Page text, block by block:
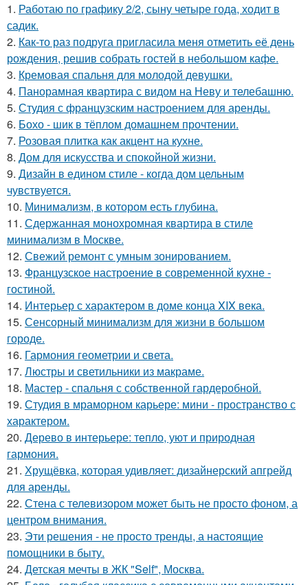
1. Работаю по графику 2/2, сыну четыре года, ходит в
садик.
2. Как-то раз подруга пригласила меня отметить её день
рождения, решив собрать гостей в небольшом кафе.
3. Кремовая спальня для молодой девушки.
4. Панорамная квартира с видом на Неву и телебашню.
5. Студия с французским настроением для аренды.
6. Бохо - шик в тёплом домашнем прочтении.
7. Розовая плитка как акцент на кухне.
8. Дом для искусства и спокойной жизни.
9. Дизайн в едином стиле - когда дом цельным
чувствуется.
10. Минимализм, в котором есть глубина.
11. Сдержанная монохромная квартира в стиле
минимализм в Москве.
12. Свежий ремонт с умным зонированием.
13. Французское настроение в современной кухне -
гостиной.
14. Интерьер с характером в доме конца XIX века.
15. Сенсорный минимализм для жизни в большом
городе.
16. Гармония геометрии и света.
17. Люстры и светильники из макраме.
18. Мастер - спальня с собственной гардеробной.
19. Студия в мраморном карьере: мини - пространство с
характером.
20. Дерево в интерьере: тепло, уют и природная
гармония.
21. Хрущёвка, которая удивляет: дизайнерский апгрейд
для аренды.
22. Стена с телевизором может быть не просто фоном, а
центром внимания.
23. Эти решения - не просто тренды, а настоящие
помощники в быту.
24. Детская мечты в ЖК "Self", Москва.